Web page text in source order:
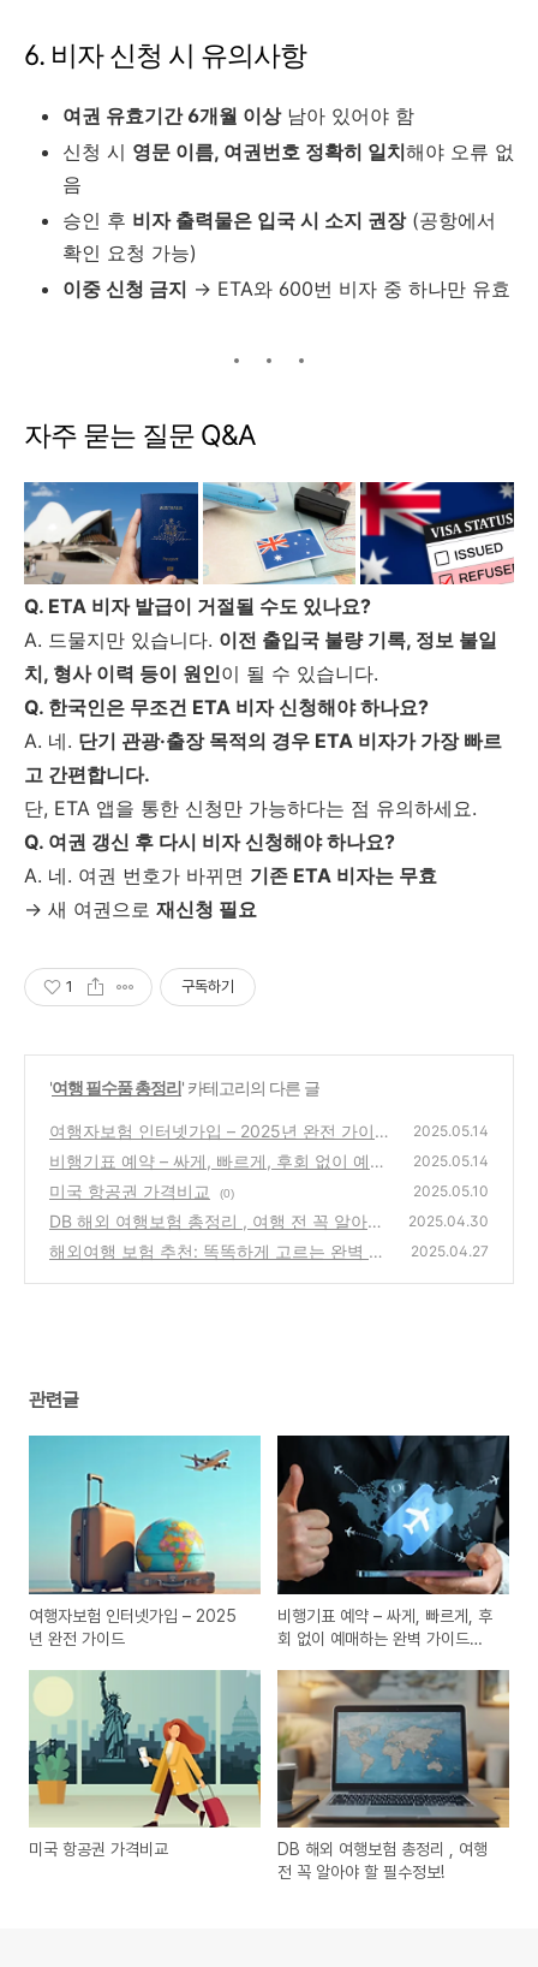
6. 비자 신청 시 유의사항
여권 유효기간 6개월 이상남아 있어야 함
신청 시 영문 이름, 여권번호 정확히 일치해야 오류 없
음
승인 후 비자 출력물은 입국 시 소지 권장(공항에서
확인 요청 가능)
이중 신청 금지 → ETA와 600번 비자 중 하나만 유효
자주 묻는 질문 Q&A
Q. ETA 비자 발급이 거절될 수도 있나요?
A. 드물지만 있습니다. 이전 출입국 불량 기록, 정보 불일
치, 형사 이력 등이 원인이 될 수 있습니다.
Q. 한국인은 무조건 ETA 비자 신청해야 하나요?
A. 네. 단기 관광·출장 목적의 경우 ETA 비자가 가장 빠르
고 간편합니다.
단, ETA 앱을 통한 신청만 가능하다는 점 유의하세요.
Q. 여권 갱신 후 다시 비자 신청해야 하나요?
A. 네. 여권 번호가 바뀌면 기존 ETA 비자는 무효
→ 새 여권으로 재신청 필요
1 구독하기
'여행 필수품 총정리' 카테고리의 다른 글
여행자보험 인터넷가입 – 2025년 완전 가이드
(1)
2025.05.14
비행기표 예약 – 싸게, 빠르게, 후회 없이 예매
하는 완벽 가이드 (2025년 기준)
2025.05.14
미국 항공권 가격비교 (0) 2025.05.10
DB 해외 여행보험 총정리 , 여행 전 꼭 알아야
할 필수정보!
(1)
2025.04.30
해외여행 보험 추천: 똑똑하게 고르는 완벽 가
2025.04.27
관련글
여행자보험 인터넷가입 – 2025
년 완전 가이드
비행기표 예약 – 싸게, 빠르게, 후
회 없이 예매하는 완벽 가이드
미국 항공권 가격비교
DB 해외 여행보험 총정리 , 여행
전 꼭 알아야 할 필수정보!